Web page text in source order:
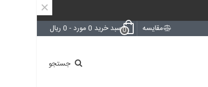
×
مقایسه 0سبد خرید 0مورد - 0 ریال
جستجو